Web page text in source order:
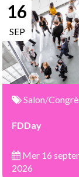
16
SEP
Salon/
FDDay
Mer 16
2026